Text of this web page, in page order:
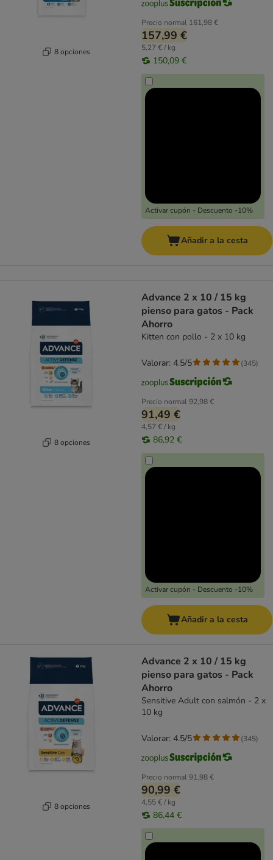
8 opciones
Precio normal 161,98 €
157,99 €
5,27 € / kg
150,09 €
Activar cupón - Descuento -10%
Añadir a la cesta
8 opciones
Advance 2 x 10 / 15 kg
pienso para gatos - Pack
Ahorro
Kitten con pollo - 2 x 10 kg
Precio normal92,98 €
91,49 €
4,57 € / kg
86,92 €
Activar cupón - Descuento -10%
Valorar: 4.5/5 (345)
Añadir a la cesta
8 opciones
Advance 2 x 10 / 15 kg
pienso para gatos - Pack
Ahorro
Sensitive Adult con salmón - 2 x
10 kg
Precio normal91,98 €
90,99 €
4,55 € / kg
86,44 €
Valorar: 4.5/5 (345)